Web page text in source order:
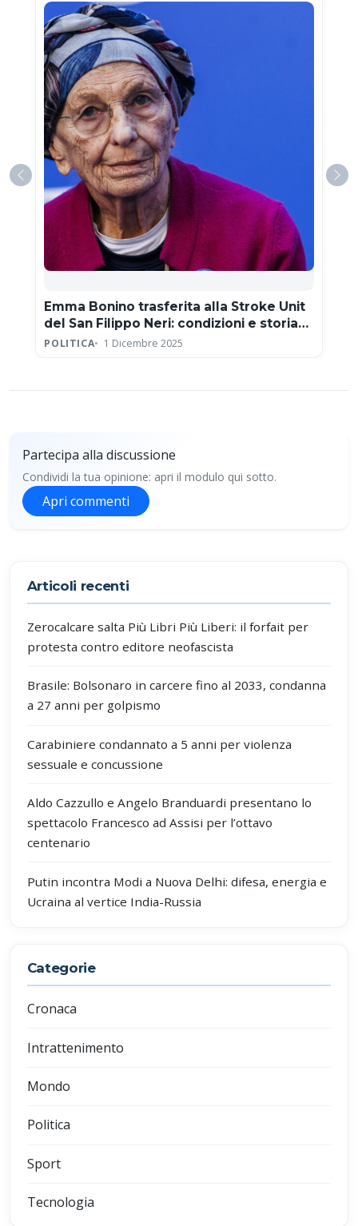
Emma Bonino trasferita alla Stroke Unit
del San Filippo Neri: condizioni e storia
clinica
POLITICA 1 Dicembre 2025
Partecipa alla discussione
Condividi la tua opinione: apri il modulo qui sotto.
Apri commenti
Articoli recenti
Zerocalcare salta Più Libri Più Liberi: il forfait per
protesta contro editore neofascista
Brasile: Bolsonaro in carcere fino al 2033, condanna
a 27 anni per golpismo
Carabiniere condannato a 5 anni per violenza
sessuale e concussione
Aldo Cazzullo e Angelo Branduardi presentano lo
spettacolo Francesco ad Assisi per l’ottavo
centenario
Putin incontra Modi a Nuova Delhi: difesa, energia e
Ucraina al vertice India-Russia
Categorie
Cronaca
Intrattenimento
Mondo
Politica
Sport
Tecnologia